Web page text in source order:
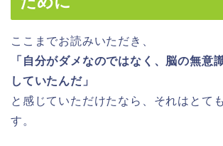
ここまでお読みいただき、
「自分がダメなのではなく、脳の無意
していたんだ」
と感じていただけたなら、それはとて
す。